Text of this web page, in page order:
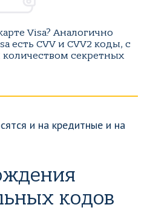
Visa? Аналогично
есть CVV и CVV2 коды, с
секретных
и на кредитные и на
кодов